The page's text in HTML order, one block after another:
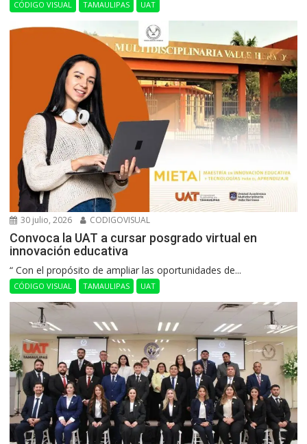
CÓDIGO VISUAL TAMAULIPAS UAT
30 julio, 2026 CODIGOVISUAL
Convoca la UAT a cursar posgrado virtual en
innovación educativa
“ Con el propósito de ampliar las oportunidades de...
CÓDIGO VISUAL TAMAULIPAS UAT